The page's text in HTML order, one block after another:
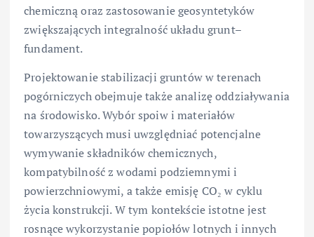
chemiczną oraz zastosowanie geosyntetyków
zwiększających integralność układu grunt–
fundament.
Projektowanie stabilizacji gruntów w terenach
pogórniczych obejmuje także analizę oddziaływania
na środowisko. Wybór spoiw i materiałów
towarzyszących musi uwzględniać potencjalne
wymywanie składników chemicznych,
kompatybilność z wodami podziemnymi i
powierzchniowymi, a także emisję CO₂ w cyklu
życia konstrukcji. W tym kontekście istotne jest
rosnące wykorzystanie popiołów lotnych i innych